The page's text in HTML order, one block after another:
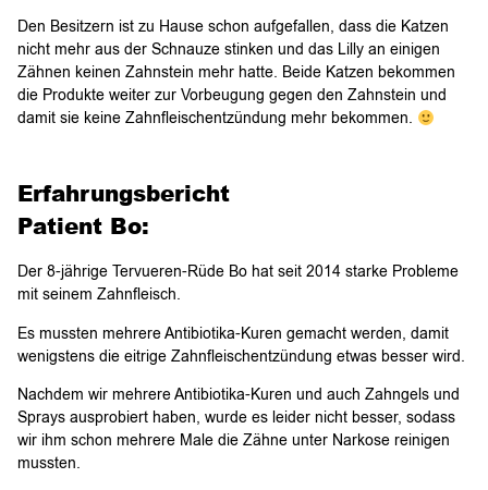
Den Besitzern ist zu Hause schon aufgefallen, dass die Katzen
nicht mehr aus der Schnauze stinken und das Lilly an einigen
Zähnen keinen Zahnstein mehr hatte. Beide Katzen bekommen
die Produkte weiter zur Vorbeugung gegen den Zahnstein und
damit sie keine Zahnfleischentzündung mehr bekommen.
Erfahrungsbericht
Patient Bo:
Der 8-jährige Tervueren-Rüde Bo hat seit 2014 starke Probleme
mit seinem Zahnfleisch.
Es mussten mehrere Antibiotika-Kuren gemacht werden, damit
wenigstens die eitrige Zahnfleischentzündung etwas besser wird.
Nachdem wir mehrere Antibiotika-Kuren und auch Zahngels und
Sprays ausprobiert haben, wurde es leider nicht besser, sodass
wir ihm schon mehrere Male die Zähne unter Narkose reinigen
mussten.